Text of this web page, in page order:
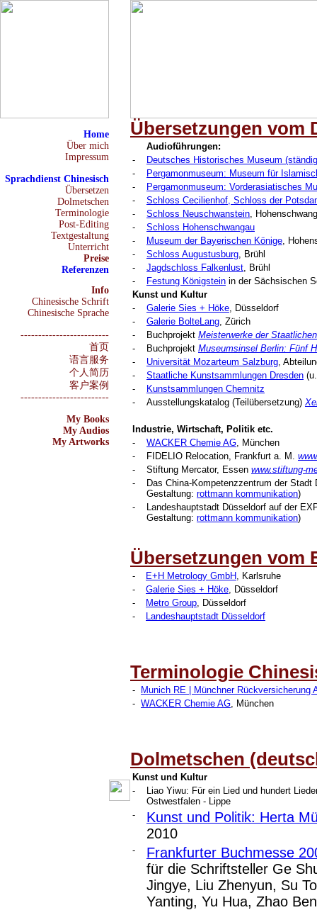
Home
Über mich
Impressum
Sprachdienst Chinesisch
Übersetzen
Dolmetschen
Terminologie
Post-Editing
Textgestaltung
Unterricht
Preise
Referenzen
Info
Chinesische Schrift
Chinesische Sprache
-------------------------
首页
语言服务
个人简历
客户案例
-------------------------
My Books
My Audios
My Artworks
Übersetzungen vom
Audioführungen:
-
Deutsches Historisches Museum
-
Pergamonmuseum: Museum für
-
Pergamonmuseum: Vorderasiatisches
-
Schloss Cecilienhof, Schloss der
-
Schloss Neuschwanstein,
-
Schloss Hohenschwangau
-
Museum der Bayerischen Könige,
-
Schloss Augustusburg, Brühl
-
Jagdschloss Falkenlust, Brühl
-
Festung Königstein in der Sächsischen
Kunst und Kultur
-
Galerie Sies + Höke, Düsseldorf
-
Galerie BolteLang, Zürich
-
Buchprojekt Meisterwerke der
-
Buchprojekt Museumsinsel Berlin: Fünf
-
Universität Mozarteum Salzburg,
-
Staatliche Kunstsammlungen Dresden
-
Kunstsammlungen Chemnitz
-
Ausstellungskatalog (Teilübersetzung)
Industrie, Wirtschaft, Politik etc.
-
WACKER Chemie AG, München
-
FIDELIO Relocation, Frankfurt a. M.
-
Stiftung Mercator, Essen www.stiftung-
-
Das China-Kompetenzzentrum der
Gestaltung: rottmann kommunikation)
-
Landeshauptstadt Düsseldorf auf der
Gestaltung: rottmann kommunikation)
Ü bersetzungen vom
- E+H Metrology GmbH, Karlsruhe
-
Galerie Sies + Höke, Düsseldorf
-
Metro Group, Düsseldorf
-
Landeshauptstadt Düsseldorf
Terminologie
-
Munich RE | Münchner Rückversicherung
- WACKER Chemie AG , München
Dolmetschen
Kunst und Kultur
-
Liao Yiwu: Für ein Lied und hundert
Ostwestfalen - Lippe
-
Kunst und Politik: Herta
2010
-
Frankfurter Buchmesse
für die Schriftsteller Ge
Jingye, Liu Zhenyun, Su
Yanting, Yu Hua, Zhao